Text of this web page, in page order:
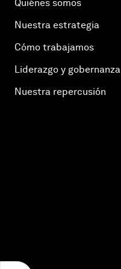
Quiénes somos
Nuestra estrategia
Cómo trabajamos
Liderazgo y gobernanza
Nuestra repercusión